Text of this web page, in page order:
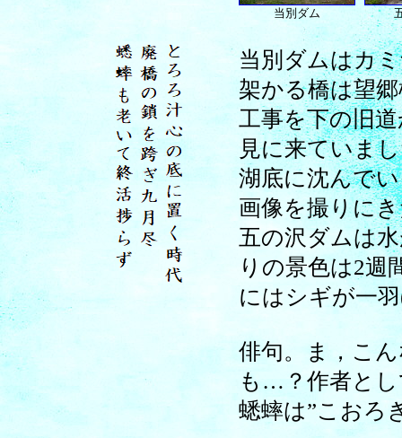
当別ダム
当別ダムはカ
架かる橋は望
工事を下の旧
見に来ていま
湖底に沈んで
画像を撮りに
五の沢ダムは
りの景色は2週
にはシギが一
俳句。ま，こ
も…？作者と
蟋蟀は”こおろ